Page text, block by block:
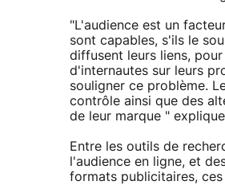
"L'audience est un
sont capables, s'ils le
diffusent leurs liens,
d'internautes sur leurs
souligner ce problème.
contrôle ainsi que des
de leur marque "
Entre les outils de
l'audience en ligne, et
formats publicitaires,